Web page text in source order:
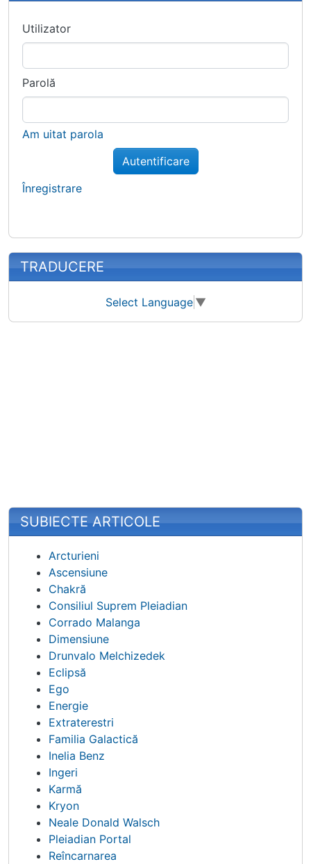
Utilizator
Parolă
Am uitat parola
Autentificare
Înregistrare
TRADUCERE
Select Language ▼
SUBIECTE ARTICOLE
Arcturieni
Ascensiune
Chakră
Consiliul Suprem Pleiadian
Corrado Malanga
Dimensiune
Drunvalo Melchizedek
Eclipsă
Ego
Energie
Extraterestri
Familia Galactică
Inelia Benz
Ingeri
Karmă
Kryon
Neale Donald Walsch
Pleiadian Portal
Reîncarnarea